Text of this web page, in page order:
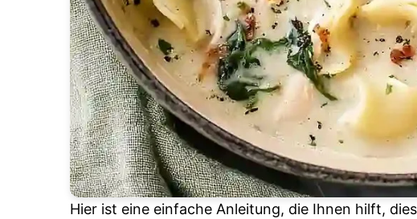
Hier ist eine einfache Anleitung, die Ihnen hilft,